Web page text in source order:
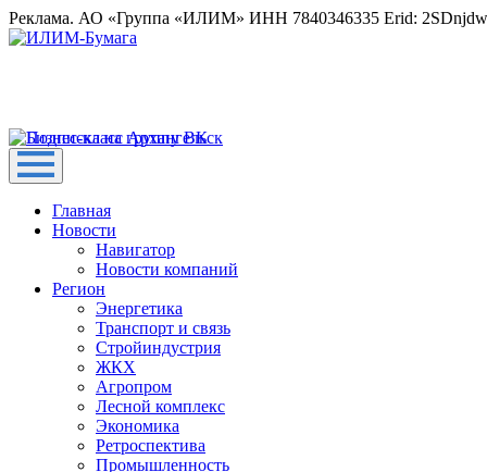
Реклама. АО «Группа «ИЛИМ» ИНН 7840346335 Erid:
Главная
Новости
Навигатор
Новости компаний
Регион
Энергетика
Транспорт и связь
Стройиндустрия
ЖКХ
Агропром
Лесной комплекс
Экономика
Ретроспектива
Промышленность